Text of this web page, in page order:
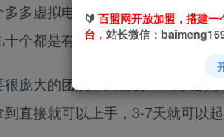
多虚拟电商根本就没有这方面
个都是有可能的
庞大的团队，只需要1-2个人的
直接就可以上手，3-7天就可以
🔰 百盟网开放加盟，搭建
台， 站长微信：